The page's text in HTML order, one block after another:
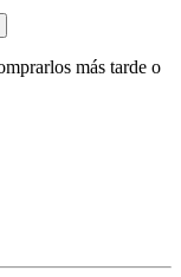
más tarde o